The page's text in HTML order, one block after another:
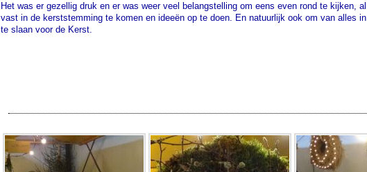
Het was er gezellig druk en er was weer veel belangstelling om eens even rond te kijken, al
vast in de kerststemming te komen en ideeën op te doen. En natuurlijk ook om van alles in
te slaan voor de Kerst.